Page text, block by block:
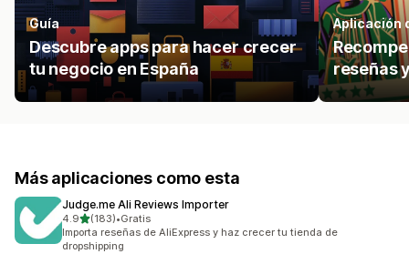
Guía
Descubre apps para hacer crecer
tu negocio en España
Aplicación
reseñas
Más aplicaciones como esta
Judge.me Ali Reviews Importer
4.9de 5 estrellas
(183)
183 reseñas en total
•Gratis
Importa reseñas de AliExpress y haz crecer tu tienda de
dropshipping